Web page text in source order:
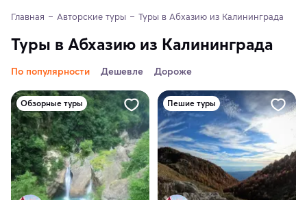
Главная Авторские туры Туры в Абхазию из Калининграда
Туры в Абхазию из Калининграда
По популярности Дешевле Дороже
Обзорные туры Пешие туры